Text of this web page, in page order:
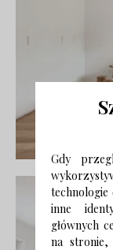
Gdy
technologie
inne
głównych
na